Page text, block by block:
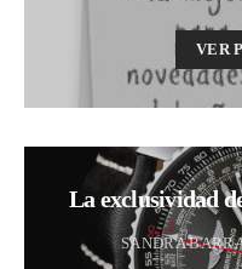
VER
La exclusividad
SANDRA